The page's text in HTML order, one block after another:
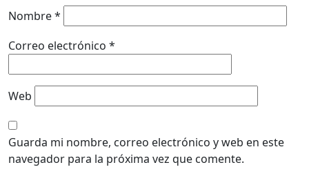
Nombre*
Correo electrónico *
Web
Guarda mi nombre, correo electrónico y web en este
navegador para la próxima vez que comente.